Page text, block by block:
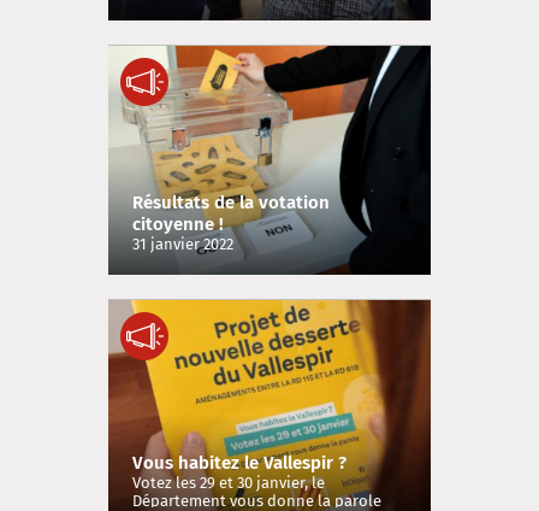
Résultats de la votation
citoyenne !
31 janvier 2022
Vous habitez le Vallespir ?
Votez les 29 et 30 janvier, le
Département vous donne la parole